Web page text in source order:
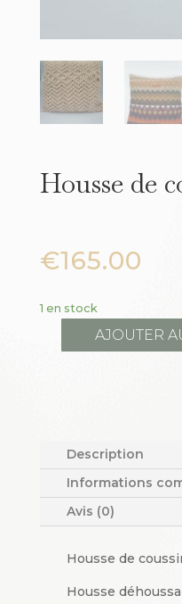
Housse de
€165.00
1 en stock
Chevron
AJOUTER
Description
Informations
Avis (0)
Housse de
Housse